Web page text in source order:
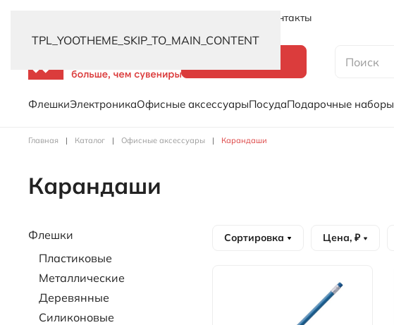
TPL_YOOTHEME_SKIP_TO_MAIN_CONTENT
Контакты
ФлешкиЭлектроникаОфисные аксессуарыПосудаПодарочные наборы
Главная Каталог Офисные аксессуары Карандаши
Карандаши
Флешки
Пластиковые
Металлические
Деревянные
Силиконовые
Сортировка Цена, ₽